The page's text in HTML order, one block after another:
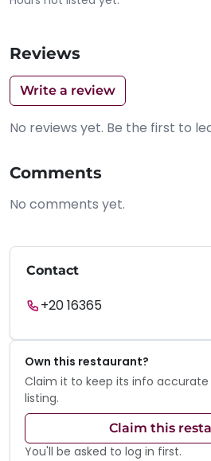
Reviews
Write a review
No reviews yet. Be the first to
Comments
No comments yet.
Contact
+20 16365
Own this restaurant?
Claim it to keep its info
listing.
Claim this
You'll be asked to log in first.